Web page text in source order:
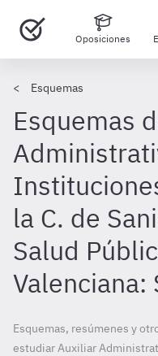
Oposiciones
Esquemas
Esquemas
la C. de
Salud
Valenciana:
Esquemas, resúmenes y
estudiar Auxiliar